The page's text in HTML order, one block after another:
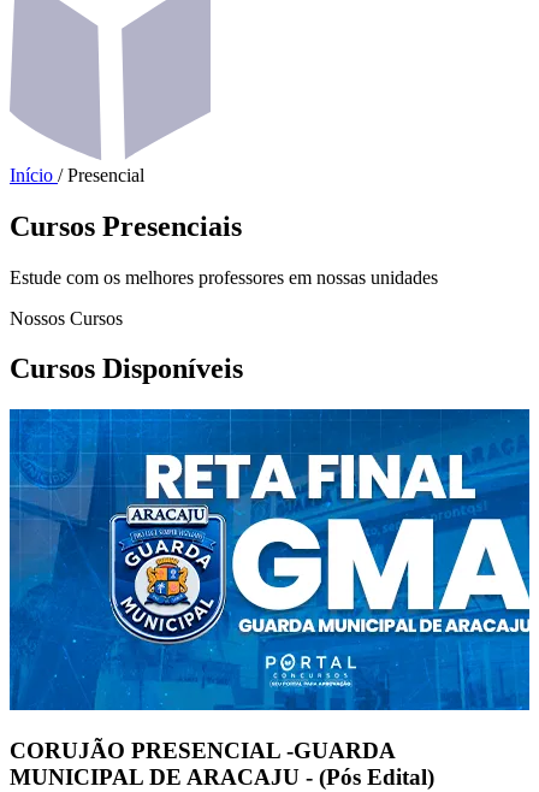
Início / Presencial
Cursos Presenciais
Estude com os melhores professores em nossas unidades
Nossos Cursos
Cursos Disponíveis
CORUJÃO PRESENCIAL -GUARDA
MUNICIPAL DE ARACAJU - (Pós Edital)